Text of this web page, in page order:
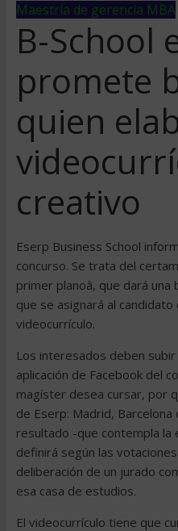
Maestría de gerencia MBA
B-School
promete
quien
creativo
Eserp Business School
concurso. Se trata del
primer planoâ, que dará
que se asignará al
videocurrículo.
Los interesados deben
aplicación de Facebook del
magíster desea cursar, por
de Eserp: Madrid, Barcelona
resultado -que contempla
definirá según las
deliberación de un jurado
esa casa de estudios.
El videocurrículo tiene que